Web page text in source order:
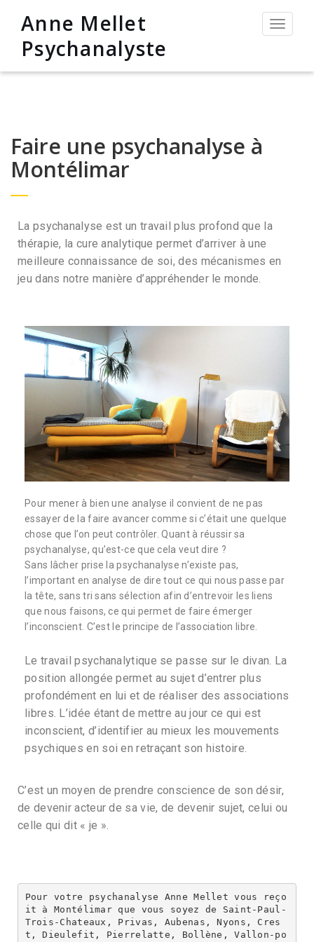
Anne Mellet
Psychanalyste
Faire une psychanalyse à
Montélimar
La psychanalyse est un travail plus profond que la
thérapie, la cure analytique permet d’arriver à une
meilleure connaissance de soi, des mécanismes en
jeu dans notre manière d’appréhender le monde.
Pour mener à bien une analyse il convient de ne pas
essayer de la faire avancer comme si c’était une quelque
chose que l’on peut contrôler. Quant à réussir sa
psychanalyse, qu’est-ce que cela veut dire ?
Sans lâcher prise la psychanalyse n’existe pas,
l’important en analyse de dire tout ce qui nous passe par
la tête, sans tri sans sélection afin d’entrevoir les liens
que nous faisons, ce qui permet de faire émerger
l’inconscient. C’est le principe de l’association libre.
Le travail psychanalytique se passe sur le divan. La
position allongée permet au sujet d’entrer plus
profondément en lui et de réaliser des associations
libres. L’idée étant de mettre au jour ce qui est
inconscient, d’identifier au mieux les mouvements
psychiques en soi en retraçant son histoire.
C’est un moyen de prendre conscience de son désir,
de devenir acteur de sa vie, de devenir sujet, celui ou
celle qui dit « je ».
Pour votre psychanalyse Anne Mellet vous reço
it à Montélimar que vous soyez de Saint-Paul-
Trois-Chateaux, Privas, Aubenas, Nyons, Cres
t, Dieulefit, Pierrelatte, Bollène, Vallon-po